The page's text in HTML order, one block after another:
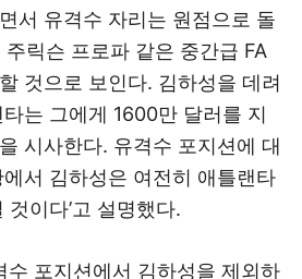
서 유격수 자리는 원점으로 돌
주릭슨 프로파 같은 중간급 FA
것으로 보인다. 김하성을 데려
는 그에게 1600만 달러를 지
시사한다. 유격수 포지션에 대
서 김하성은 여전히 애틀랜타
이다’고 설명했다.
수 포지션에서 김하성을 제외하